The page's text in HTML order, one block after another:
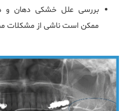
بررسی علل خشکی دهان و
ممکن است ناشی از مشکلات